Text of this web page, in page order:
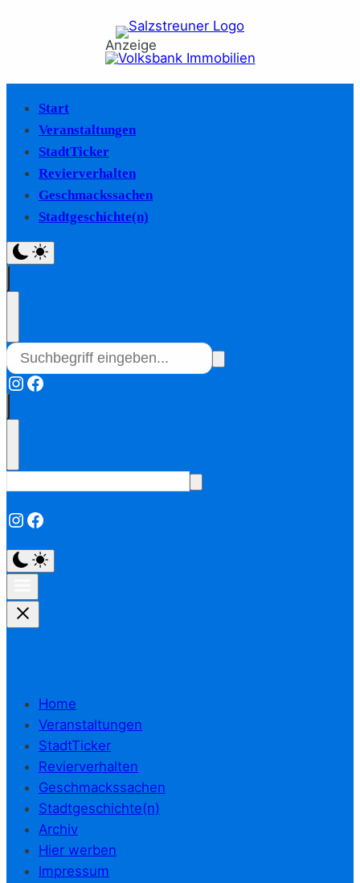
Anzeige
Start
Veranstaltungen
StadtTicker
Revierverhalten
Geschmackssachen
Stadtgeschichte(n)
Instagram
Facebook
Instagram
Facebook
Home
Veranstaltungen
StadtTicker
Revierverhalten
Geschmackssachen
Stadtgeschichte(n)
Archiv
Hier werben
Impressum